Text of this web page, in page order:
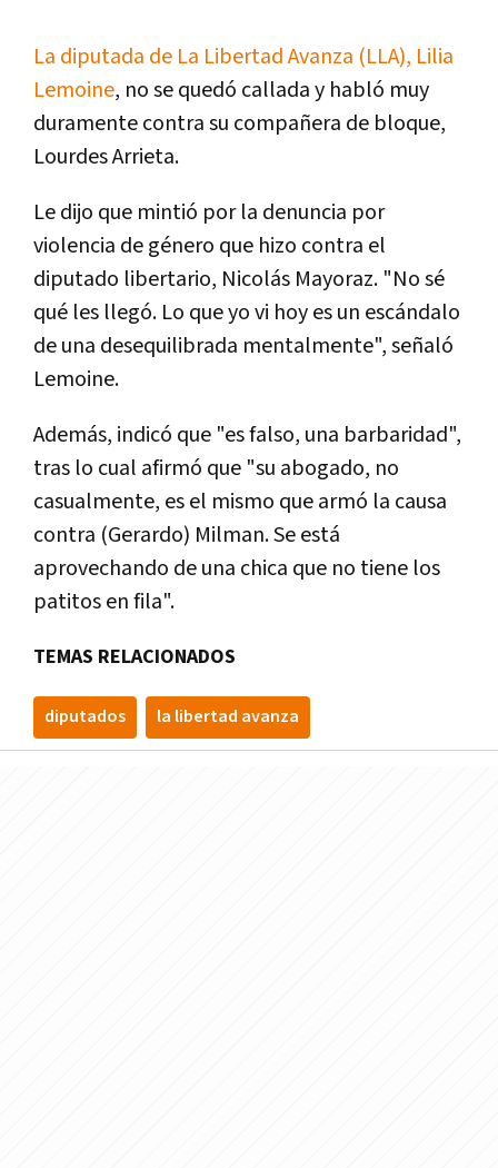
La diputada de La Libertad Avanza (LLA), Lilia
Lemoine, no se quedó callada y habló muy
duramente contra su compañera de bloque,
Lourdes Arrieta.
Le dijo que mintió por la denuncia por
violencia de género que hizo contra el
diputado libertario, Nicolás Mayoraz. "No sé
qué les llegó. Lo que yo vi hoy es un escándalo
de una desequilibrada mentalmente", señaló
Lemoine.
Además, indicó que "es falso, una barbaridad",
tras lo cual afirmó que "su abogado, no
casualmente, es el mismo que armó la causa
contra (Gerardo) Milman. Se está
aprovechando de una chica que no tiene los
patitos en fila".
TEMAS RELACIONADOS
diputados la libertad avanza